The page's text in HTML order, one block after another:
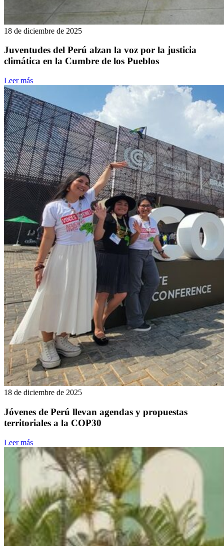
18 de diciembre de 2025
Juventudes del Perú alzan la voz por la justicia
climática en la Cumbre de los Pueblos
Leer más
18 de diciembre de 2025
Jóvenes de Perú llevan agendas y propuestas
territoriales a la COP30
Leer más